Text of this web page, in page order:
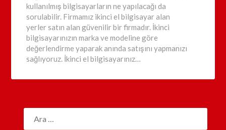
kullanılmış bilgisayarların ne yapılacağı da
sorulabilir. Firmamız ikinci el bilgisayar alan
yerler satın alan güvenilir bir firmadır. İkinci
bilgisayarınızın marka ve modeline göre
değerlendirme yaparak anında satışını yapmanızı
sağlıyoruz. İkinci el bilgisayarınız…